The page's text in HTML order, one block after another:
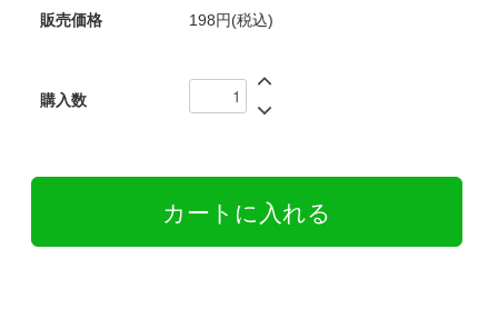
販売価格 198円(税込)
購入数